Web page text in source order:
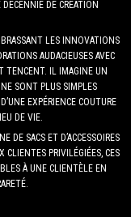
DE CRÉATION
LES INNOVATIONS
AUDACIEUSES AVEC
TENCENT. IL IMAGINE UN
SONT PLUS SIMPLES
EXPÉRIENCE COUTURE
DE VIE.
DE SACS ET D’ACCESSOIRES
PRIVILÉGIÉES, CES
À UNE CLIENTÈLE EN